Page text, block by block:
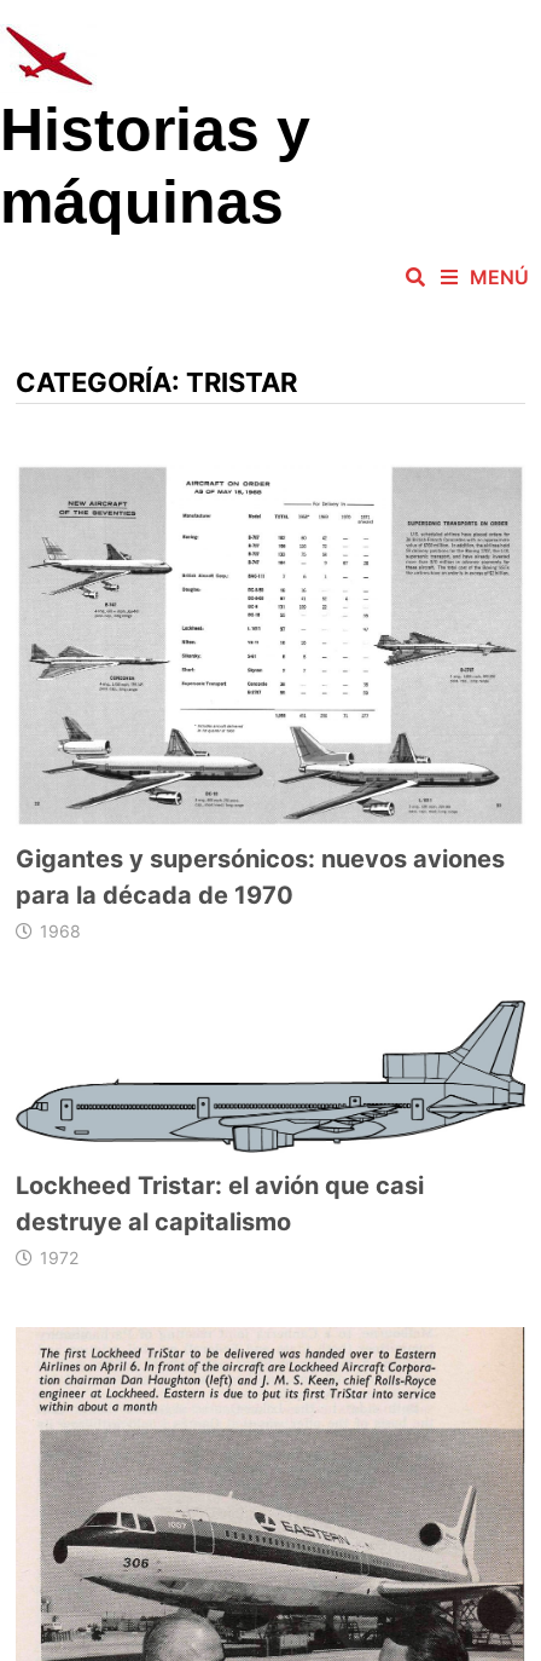
al
contenido
Historias y
máquinas
MENÚ
CATEGORÍA: TRISTAR
Gigantes y supersónicos: nuevos aviones
para la década de 1970
1968
Lockheed Tristar: el avión que casi
destruye al capitalismo
1972